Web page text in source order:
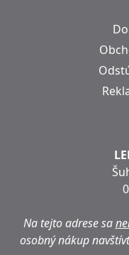
Na tejto adrese sa
osobný nákup